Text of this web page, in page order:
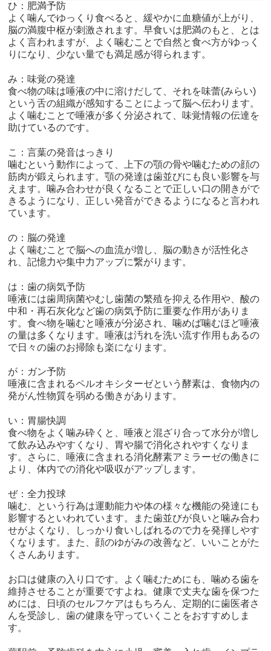
ひ：肥満予防
よく噛んでゆっくり食べると、緩やかに血糖値が上がり、
脳の満腹中枢が刺激されます。早食いは肥満のもと、とは
よく言われますが、よく噛むことで自然と食べ方がゆっく
りになり、少ない量でも満足感が得られます。
み：味覚の発達
食べ物の味は唾液の中に溶けだして、それを味蕾(みらい)
という舌の組織が感知することによって脳へ伝わります。
よく噛むことで唾液が多く分泌されて、味覚情報の伝達を
助けているのです。
こ：言葉の発音はっきり
噛むという動作によって、上下の顎の骨や噛むための顔の
筋肉が鍛えられます。顎の発達は歯並びにも良い影響を与
えます。噛み合わせが良くなることで正しい口の開きがで
きるようになり、正しい発音ができるようになると言われ
ています。
の：脳の発達
よく噛むことで脳への血流が増し、脳の動きが活性化さ
れ、記憶力や集中力アップに繋がります。
は：歯の病気予防
唾液には歯周病菌やむし歯菌の繁殖を抑える作用や、酸の
中和・再石灰化など歯の病気予防に重要な作用がありま
す。食べ物を噛むと唾液が分泌され、噛めば噛むほど唾液
の量は多くなります。唾液は汚れを洗い流す作用もあるの
で日々の歯のお掃除も楽になります。
が：ガン予防
唾液に含まれるペルオキシターゼという酵素は、食物内の
発がん性物質を弱める働きがあります。
い：胃腸快調
食べ物をよく噛み砕くと、唾液と混ざり合って水分が増し
て飲み込みやすくなり、胃や腸で消化されやすくなりま
す。さらに、唾液に含まれる消化酵素アミラーゼの働きに
より、体内での消化や吸収がアップします。
ぜ：全力投球
噛む、という行為は運動能力や体の様々な機能の発達にも
影響するといわれています。また歯並びが良いと噛み合わ
せがよくなり、しっかり食いしばれるので力を発揮しやす
くなります。また、顔のゆがみの改善など、いいことがた
くさんあります。
お口は健康の入り口です。よく噛むためにも、噛める歯を
維持させることが重要ですよね。健康で丈夫な歯を保つた
めには、日頃のセルフケアはもちろん、定期的に歯医者さ
んを受診し、歯の健康を守っていくことをおすすめしま
す。